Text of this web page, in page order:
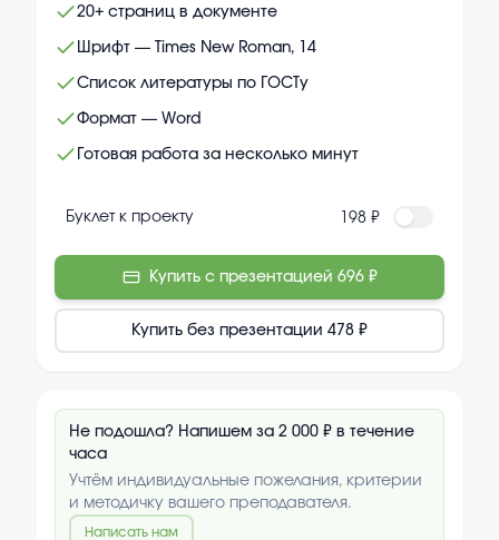
20+ страниц в документе
Шрифт — Times New Roman, 14
Список литературы по ГОСТу
Формат — Word
Готовая работа за несколько минут
Буклет к проекту 198 ₽
Купить с презентацией 696 ₽
Купить без презентации 478 ₽
Не подошла? Напишем за 2 000 ₽ в течение
часа
Учтём индивидуальные пожелания, критерии
и методичку вашего преподавателя.
Написать нам